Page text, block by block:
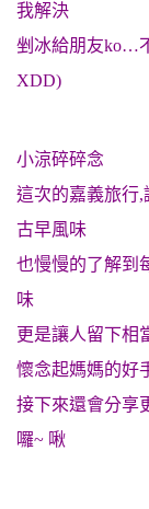
我解決
剉冰給朋友ko…
XDD)
小涼碎碎念
這次的嘉義旅行
古早風味
也慢慢的了解到
味
更是讓人留下相
懷念起媽媽的好
接下來還會分享
囉~ 啾